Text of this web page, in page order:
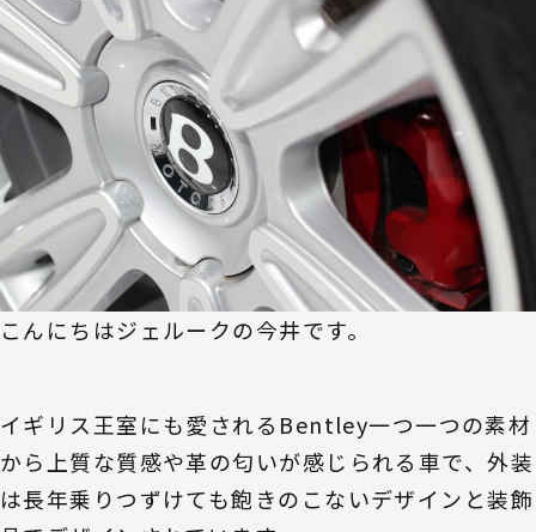
こんにちはジェルークの今井です。
イギリス王室にも愛されるBentley一つ一つの素材
から上質な質感や革の匂いが感じられる車で、外装
は長年乗りつずけても飽きのこないデザインと装飾